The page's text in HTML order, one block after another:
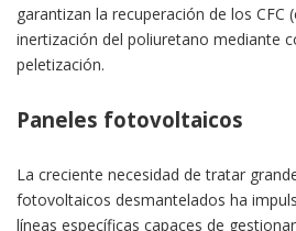
garantizan la recuperación de los
inertización del poliuretano mediante
peletización.
Paneles fotovoltaicos
La creciente necesidad de tratar
fotovoltaicos desmantelados ha
líneas específicas capaces de